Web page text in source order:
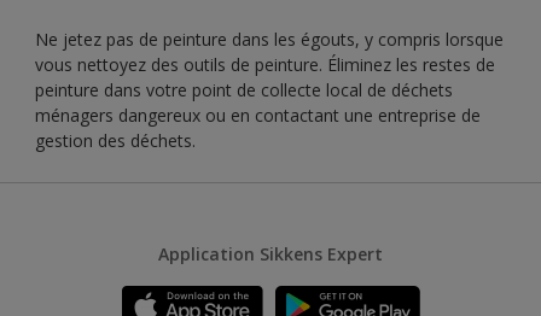
Ne jetez pas de peinture dans les égouts, y compris lorsque
vous nettoyez des outils de peinture. Éliminez les restes de
peinture dans votre point de collecte local de déchets
ménagers dangereux ou en contactant une entreprise de
gestion des déchets.
Application Sikkens Expert